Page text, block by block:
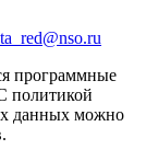
red@nso.ru
программные
политикой
данных можно